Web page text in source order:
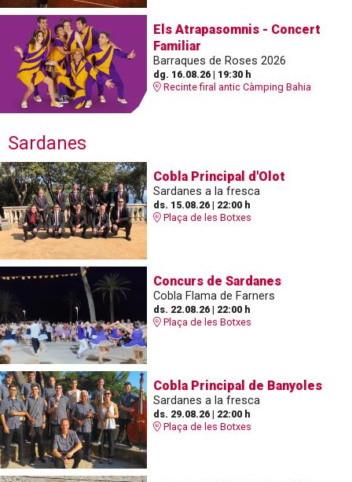
Els Atrapasomnis - Concert
Familiar
Barraques de Roses 2026
dg. 16.08.26| 19:30 h
Recinte firal antic Càmping Bahia
Sardanes
Cobla Principal d'Olot
Sardanes a la fresca
ds. 15.08.26| 22:00 h
Plaça de les Botxes
Concurs de Sardanes
Cobla Flama de Farners
ds. 22.08.26| 22:00 h
Plaça de les Botxes
Cobla Principal de Banyoles
Sardanes a la fresca
ds. 29.08.26| 22:00 h
Plaça de les Botxes